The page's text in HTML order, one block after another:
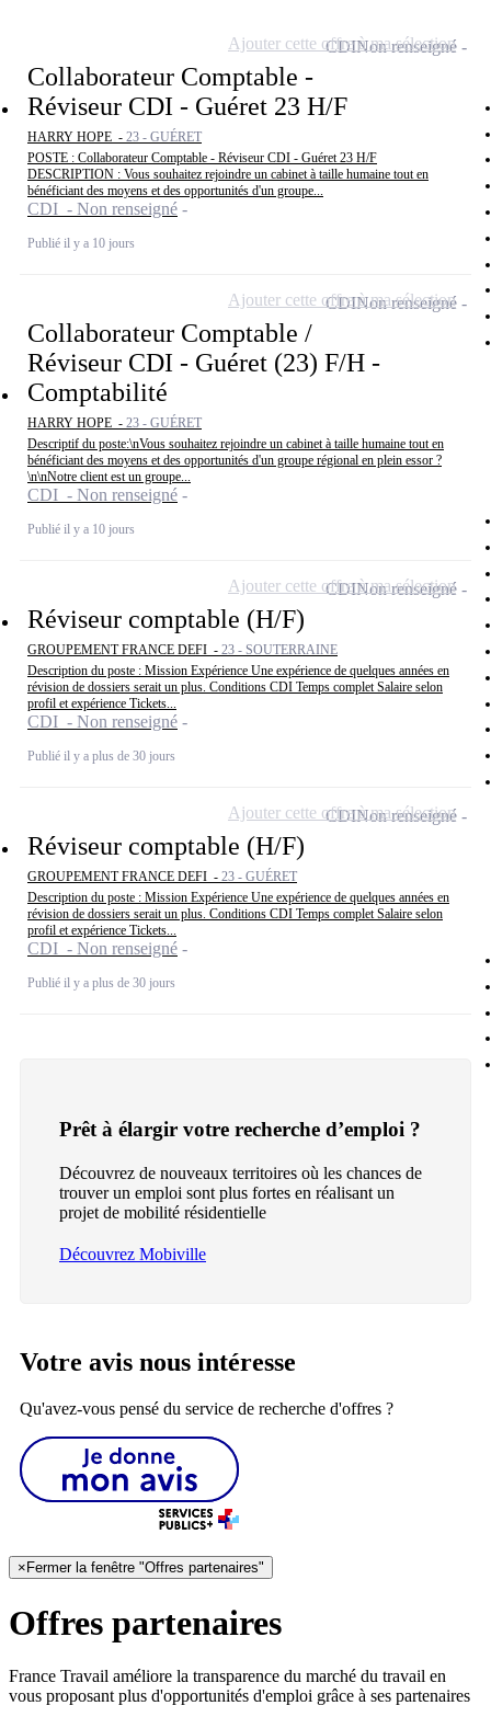
Collaborateur Comptable -
Réviseur CDI - Guéret 23 H/F
HARRY HOPE - 23 - GUÉRET
POSTE : Collaborateur Comptable - Réviseur CDI - Guéret 23 H/F
DESCRIPTION : Vous souhaitez rejoindre un cabinet à taille humaine tout en
bénéficiant des moyens et des opportunités d'un groupe...
CDI - Non renseigné
Publié il y a 10 jours
CDINon renseigné
Ajouter cette offre à ma sélection
Collaborateur Comptable /
Réviseur CDI - Guéret (23) F/H -
Comptabilité
HARRY HOPE - 23 - GUÉRET
Descriptif du poste:\nVous souhaitez rejoindre un cabinet à taille humaine tout en
bénéficiant des moyens et des opportunités d'un groupe régional en plein essor ?
\n\nNotre client est un groupe...
CDI - Non renseigné
Publié il y a 10 jours
CDINon renseigné
Ajouter cette offre à ma sélection
Réviseur comptable (H/F)
GROUPEMENT FRANCE DEFI - 23 - SOUTERRAINE
Description du poste : Mission Expérience Une expérience de quelques années en
révision de dossiers serait un plus. Conditions CDI Temps complet Salaire selon
profil et expérience Tickets...
CDI - Non renseigné
Publié il y a plus de 30 jours
CDINon renseigné
Ajouter cette offre à ma sélection
Réviseur comptable (H/F)
GROUPEMENT FRANCE DEFI - 23 - GUÉRET
Description du poste : Mission Expérience Une expérience de quelques années en
révision de dossiers serait un plus. Conditions CDI Temps complet Salaire selon
profil et expérience Tickets...
CDI - Non renseigné
Publié il y a plus de 30 jours
CDINon renseigné
Ajouter cette offre à ma sélection
Prêt à élargir votre recherche d’emploi ?
Découvrez de nouveaux territoires où les chances de
trouver un emploi sont plus fortes en réalisant un
projet de mobilité résidentielle
Découvrez Mobiville
Votre avis nous intéresse
Qu'avez-vous pensé du service de recherche d'offres ?
× Fermer la fenêtre "Offres partenaires"
Offres partenaires
France Travail améliore la transparence du marché du travail en
vous proposant plus d'opportunités d'emploi grâce à ses partenaires